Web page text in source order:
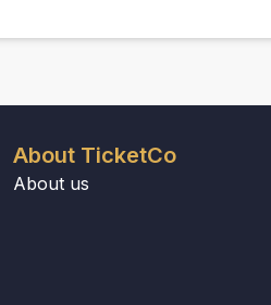
About TicketCo
About us